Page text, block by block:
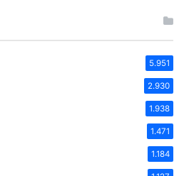
5.951
2.930
1.938
1.471
1.184